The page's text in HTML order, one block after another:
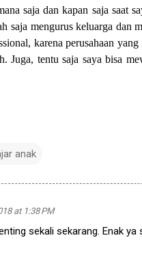
saja dan kapan saja saat
saja mengurus keluarga dan
karena perusahaan
Juga, tentu saja saya bisa
anak
at 1:38 PM
sekali sekarang. Enak ya